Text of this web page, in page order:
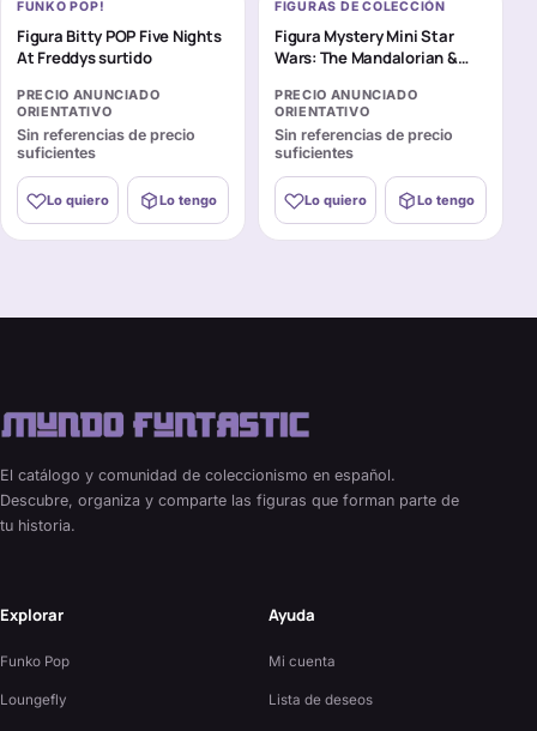
FUNKO POP!
Figura Bitty POP Five Nights
At Freddys surtido
PRECIO ANUNCIADO
ORIENTATIVO
Sin referencias de precio
suficientes
Lo quiero Lo tengo
FIGURAS DE COLECCIÓN
Figura Mystery Mini Star
Wars: The Mandalorian &
PRECIO ANUNCIADO
ORIENTATIVO
Sin referencias de precio
suficientes
Lo quiero Lo tengo
El catálogo y comunidad de coleccionismo en español.
Descubre, organiza y comparte las figuras que forman parte de
tu historia.
Explorar
Funko Pop
Loungefly
Ayuda
Mi cuenta
Lista de deseos